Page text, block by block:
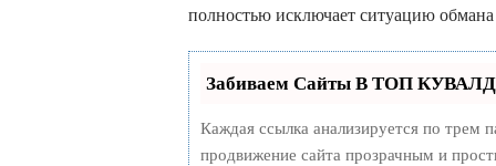
полностью исключает ситуацию
Забиваем Сайты В ТОП
Каждая ссылка анализируется по трем
продвижение сайта прозрачным и